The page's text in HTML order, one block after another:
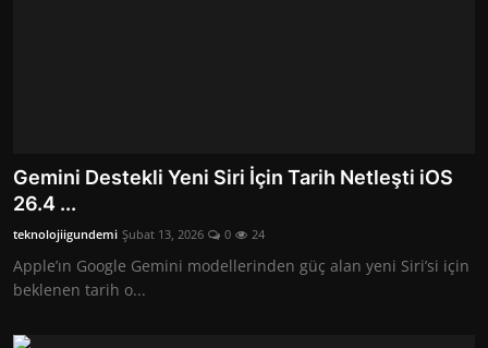
Gemini Destekli Yeni Siri İçin Tarih Netleşti iOS
26.4 ...
teknolojiigundemi Şubat 13, 2026 0 24
Apple’ın Google Gemini modellerinden güç alan yeni Siri’si için
beklenen tarih o...